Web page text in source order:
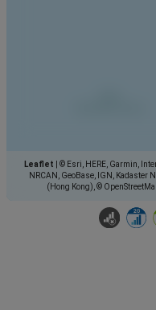
Leaflet
© Esri, HERE, Garmin,
NRCAN, GeoBase, IGN, Kadaster
(Hong Kong), ©